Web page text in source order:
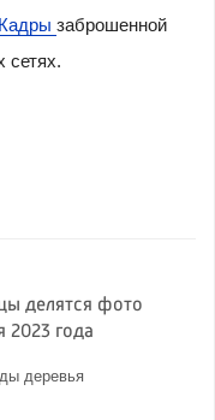
Кадры заброшенной
сетях.
делятся фото
2023 года
деревья